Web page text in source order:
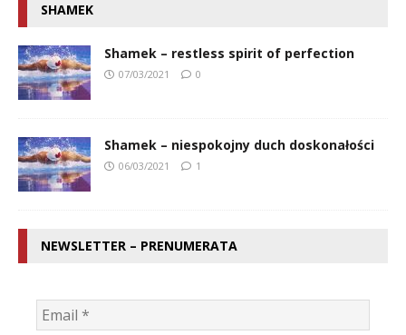
SHAMEK
Shamek – restless spirit of perfection
07/03/2021 0
Shamek – niespokojny duch doskonałości
06/03/2021 1
NEWSLETTER – PRENUMERATA